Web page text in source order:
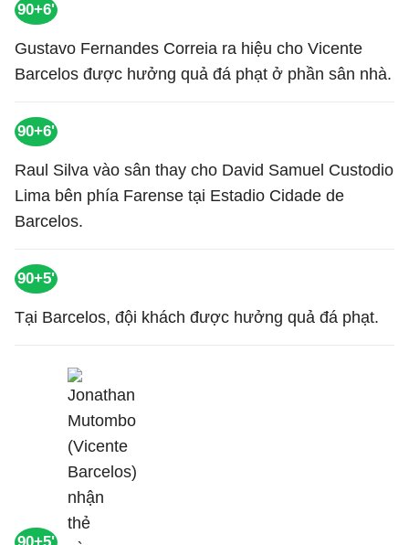
90+6'
Gustavo Fernandes Correia ra hiệu cho Vicente
Barcelos được hưởng quả đá phạt ở phần sân nhà.
90+6'
Raul Silva vào sân thay cho David Samuel Custodio
Lima bên phía Farense tại Estadio Cidade de
Barcelos.
90+5'
Tại Barcelos, đội khách được hưởng quả đá phạt.